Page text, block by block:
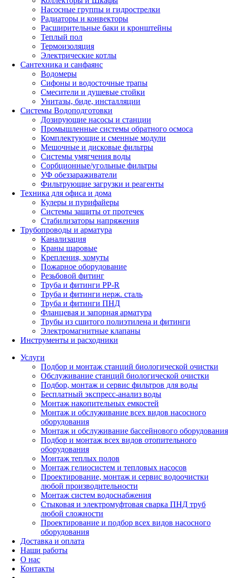
Насосные группы и гидрострелки
Радиаторы и конвекторы
Расширительные баки и кронштейны
Теплый пол
Термоизоляция
Электрические котлы
Сантехника и санфаянс
Водомеры
Сифоны и водосточные трапы
Смесители и душевые стойки
Унитазы, биде, инсталляции
Системы Водоподготовки
Дозирующие насосы и станции
Промышленные системы обратного осмоса
Комплектующие и сменные модули
Мешочные и дисковые фильтры
Системы умягчения воды
Сорбционные/угольные фильтры
УФ обеззараживатели
Фильтрующие загрузки и реагенты
Техника для офиса и дома
Кулеры и пурифайеры
Системы защиты от протечек
Стабилизаторы напряжения
Трубопроводы и арматура
Канализация
Краны шаровые
Крепления, хомуты
Пожарное оборудование
Резьбовой фитинг
Труба и фитинги PP-R
Труба и фитинги нерж. сталь
Труба и фитинги ПНД
Фланцевая и запорная арматура
Трубы из сшитого полиэтилена и фитинги
Электромагнитные клапаны
Инструменты и расходники
Услуги
Подбор и монтаж станций биологической очистки
Обслуживание станций биологической очистки
Подбор, монтаж и сервис фильтров для воды
Бесплатный экспресс-анализ воды
Монтаж накопительных емкостей
Монтаж и обслуживание всех видов насосного
оборудования
Монтаж и обслуживание бассейнового оборудования
Подбор и монтаж всех видов отопительного
оборудования
Монтаж теплых полов
Монтаж гелиосистем и тепловых насосов
Проектирование, монтаж и сервис водоочистки
любой производительности
Монтаж систем водоснабжения
Стыковая и электромуфтовая сварка ПНД труб
любой сложности
Проектирование и подбор всех видов насосного
оборудования
Доставка и оплата
Наши работы
О нас
Контакты